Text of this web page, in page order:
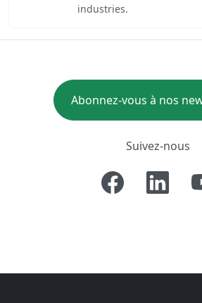
industries.
Abonnez-vous à nos
Suivez-nous